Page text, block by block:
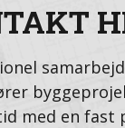
med en fast